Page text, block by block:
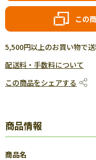
この
5,500円以上のお買い物で
配送料・手数料について
この商品をシェアする
商品情報
商品名